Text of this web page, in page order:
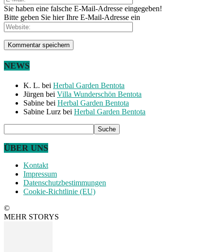
Sie haben eine falsche E-Mail-Adresse eingegeben!
Bitte geben Sie hier Ihre E-Mail-Adresse ein
NEWS
K. L. bei Herbal Garden Bentota
Jürgen bei Villa Wunderschön Bentota
Sabine bei Herbal Garden Bentota
Sabine Lurz bei Herbal Garden Bentota
ÜBER UNS
Kontakt
Impressum
Datenschutzbestimmungen
Cookie-Richtlinie (EU)
©
MEHR STORYS